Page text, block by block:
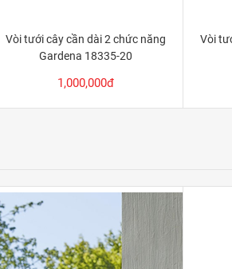
Vòi tưới cây cần dài 2 chức năng
Gardena 18335-20
1,000,000đ
Vòi